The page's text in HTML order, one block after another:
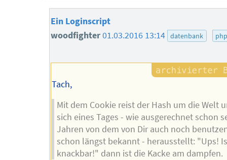
Ein Loginscript
woodfighter01.03.2016 13:14 datenbank
Tach,
Mit dem Cookie reist der Hash um die Welt
sich eines Tages - wie ausgerechnet schon
Jahren von dem von Dir auch noch
schon längst bekannt - herausstellt: "Ups!
knackbar!" dann ist die Kacke am dampfen.